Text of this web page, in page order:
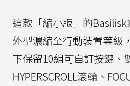
這款「縮小版」的
外型濃縮至行動裝置等級
下保留10組可自訂按鍵、
HYPERSCROLL滾輪、